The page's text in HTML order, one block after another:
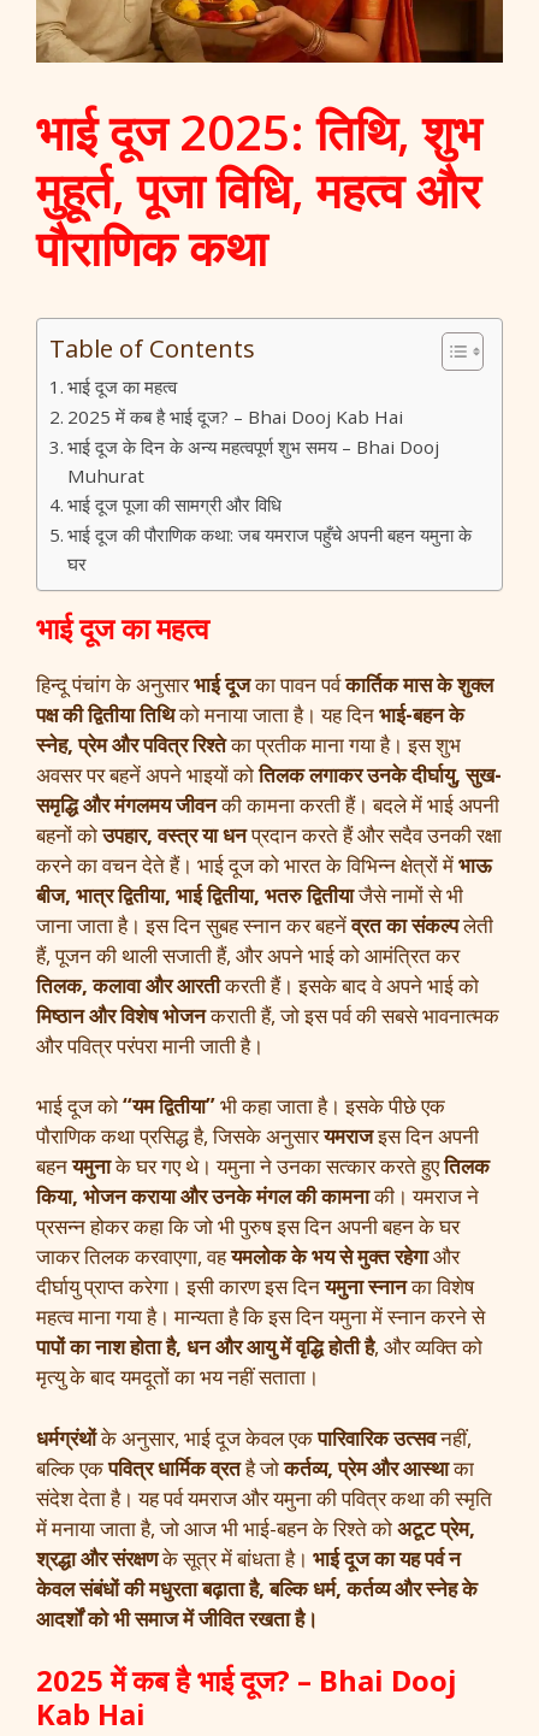
भाई दूज 2025: तिथि, शुभ
मुहूर्त, पूजा विधि, महत्व और
पौराणिक कथा
Table of Contents
भाई दूज का महत्व
2025 में कब है भाई दूज? – Bhai Dooj Kab Hai
भाई दूज के दिन के अन्य महत्वपूर्ण शुभ समय – Bhai Dooj
Muhurat
भाई दूज पूजा की सामग्री और विधि
भाई दूज की पौराणिक कथा: जब यमराज पहुँचे अपनी बहन यमुना के
घर
भाई दूज का महत्व
हिन्दू पंचांग के अनुसारभाई दूजका पावन पर्वकार्तिक मास के शुक्ल
पक्ष की द्वितीया तिथिको मनाया जाता है। यह दिनभाई-बहन के
स्नेह, प्रेम और पवित्र रिश्तेका प्रतीक माना गया है। इस शुभ
अवसर पर बहनें अपने भाइयों कोतिलक लगाकर उनके दीर्घायु, सुख-
समृद्धि और मंगलमय जीवनकी कामना करती हैं। बदले में भाई अपनी
बहनों कोउपहार, वस्त्र या धनप्रदान करते हैं और सदैव उनकी रक्षा
करने का वचन देते हैं। भाई दूज को भारत के विभिन्न क्षेत्रों मेंभाऊ
बीज, भात्र द्वितीया, भाई द्वितीया, भतरु द्वितीयाजैसे नामों से भी
जाना जाता है। इस दिन सुबह स्नान कर बहनेंव्रत का संकल्पलेती
हैं, पूजन की थाली सजाती हैं, और अपने भाई को आमंत्रित कर
तिलक, कलावा और आरतीकरती हैं। इसके बाद वे अपने भाई को
मिष्ठान और विशेष भोजनकराती हैं, जो इस पर्व की सबसे भावनात्मक
और पवित्र परंपरा मानी जाती है।
भाई दूज को“यम द्वितीया”भी कहा जाता है। इसके पीछे एक
पौराणिक कथा प्रसिद्ध है, जिसके अनुसारयमराजइस दिन अपनी
बहनयमुनाके घर गए थे। यमुना ने उनका सत्कार करते हुएतिलक
किया, भोजन कराया और उनके मंगल की कामनाकी। यमराज ने
प्रसन्न होकर कहा कि जो भी पुरुष इस दिन अपनी बहन के घर
जाकर तिलक करवाएगा, वहयमलोक के भय से मुक्त रहेगाऔर
दीर्घायु प्राप्त करेगा। इसी कारण इस दिनयमुना स्नानका विशेष
महत्व माना गया है। मान्यता है कि इस दिन यमुना में स्नान करने से
पापों का नाश होता है, धन और आयु में वृद्धि होती है, और व्यक्ति को
मृत्यु के बाद यमदूतों का भय नहीं सताता।
धर्मग्रंथोंके अनुसार, भाई दूज केवल एकपारिवारिक उत्सवनहीं,
बल्कि एकपवित्र धार्मिक व्रतहै जोकर्तव्य, प्रेम और आस्थाका
संदेश देता है। यह पर्व यमराज और यमुना की पवित्र कथा की स्मृति
में मनाया जाता है, जो आज भी भाई-बहन के रिश्ते कोअटूट प्रेम,
श्रद्धा और संरक्षणके सूत्र में बांधता है। भाई दूज का यह पर्व न
केवल संबंधों की मधुरता बढ़ाता है, बल्कि धर्म, कर्तव्य और स्नेह के
आदर्शों को भी समाज में जीवित रखता है।
2025 में कब है भाई दूज? – Bhai Dooj
Kab Hai